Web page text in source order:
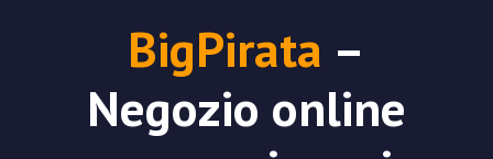
BigPirata –
Negozio online